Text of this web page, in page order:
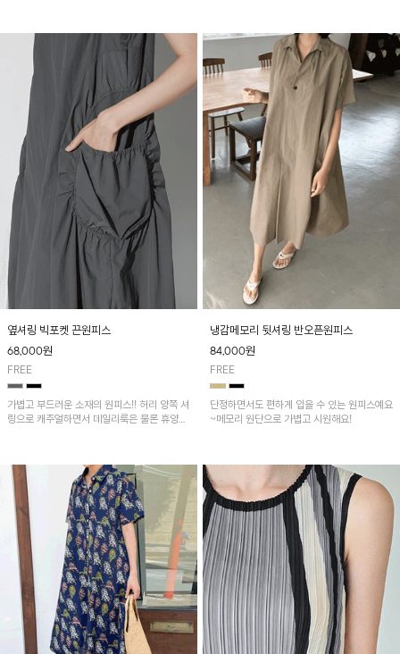
옆셔링 빅포켓 끈원피스
68,000원
FREE
가볍고 부드러운 소재의 원피스!! 허리 양쪽 셔
링으로 캐주얼하면서 데일리룩은 물론 휴양지
냉감메모리 뒷셔링 반오픈원피스
84,000원
FREE
단정하면서도 편하게 입을 수 있는 원피스예요
~메모리 원단으로 가볍고 시원해요!